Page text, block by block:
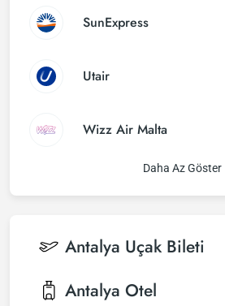
SunExpress
Utair
Wizz Air Malta
Daha Az Göster
Antalya Uçak Bileti
Antalya Otel